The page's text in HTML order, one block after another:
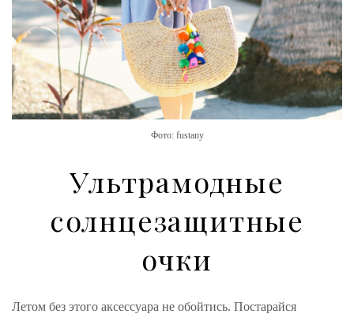
Фото: fustany
Ультрамодные
солнцезащитные
очки
Летом без этого аксессуара не обойтись. Постарайся